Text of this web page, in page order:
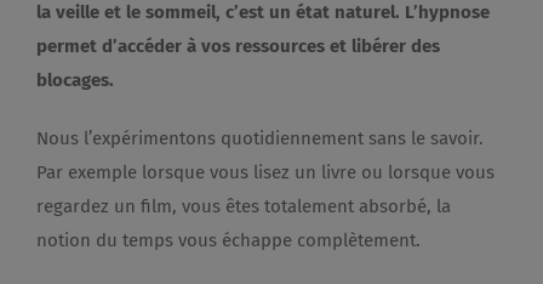
la veille et le sommeil, c’est un état naturel. L’hypnose
permet d’accéder à vos ressources et libérer des
blocages.
Nous l’expérimentons quotidiennement sans le savoir.
Par exemple lorsque vous lisez un livre ou lorsque vous
regardez un film, vous êtes totalement absorbé, la
notion du temps vous échappe complètement.